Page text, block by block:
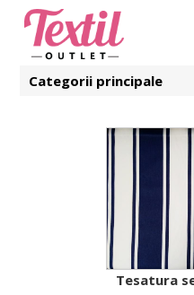
Categorii principale
Tesatura